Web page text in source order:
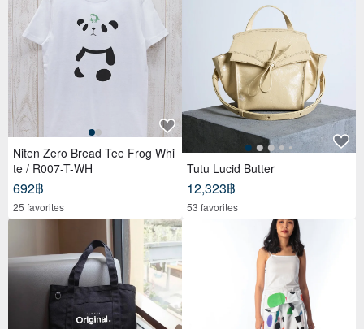
Niten Zero Bread Tee Frog Whi
te / R007-T-WH
692฿
25 favorites
Tutu Lucid Butter
12,323฿
53 favorites